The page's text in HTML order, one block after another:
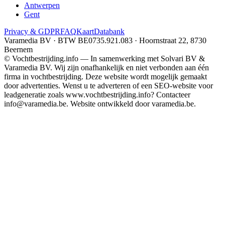
Antwerpen
Gent
Privacy & GDPRFAQKaartDatabank
Varamedia BV · BTW BE0735.921.083 · Hoornstraat 22, 8730
Beernem
© Vochtbestrijding.info — In samenwerking met Solvari BV &
Varamedia BV. Wij zijn onafhankelijk en niet verbonden aan één
firma in vochtbestrijding. Deze website wordt mogelijk gemaakt
door advertenties. Wenst u te adverteren of een SEO-website voor
leadgeneratie zoals www.vochtbestrijding.info? Contacteer
info@varamedia.be. Website ontwikkeld door varamedia.be.